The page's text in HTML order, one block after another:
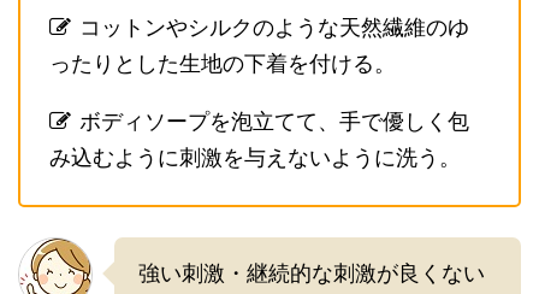
コットンやシルクのような天然繊維のゆ
ったりとした生地の下着を付ける。
ボディソープを泡立てて、手で優しく包
み込むように刺激を与えないように洗う。
強い刺激・継続的な刺激が良くない